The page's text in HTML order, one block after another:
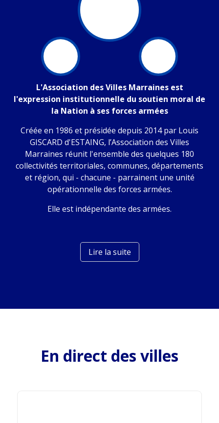
L'Association des Villes Marraines est
l'expression institutionnelle du soutien moral de
la Nation à ses forces armées
Créée en 1986 et présidée depuis 2014 par Louis
GISCARD d'ESTAING, l’Association des Villes
Marraines réunit l'ensemble des quelques 180
collectivités territoriales, communes, départements
et région, qui - chacune - parrainent une unité
opérationnelle des forces armées.
Elle est indépendante des armées.
Lire la suite
En direct des villes